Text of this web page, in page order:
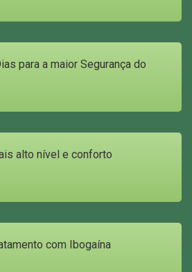
para a maior Segurança do
alto nível e conforto
com Ibogaína